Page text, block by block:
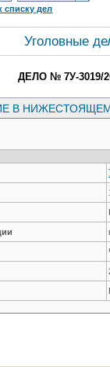
списку дел
Уголовные
ДЕЛО № 7У-3019/
В